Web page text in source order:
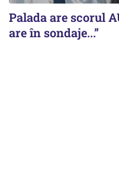
Palada are scorul
are în sondaje...”